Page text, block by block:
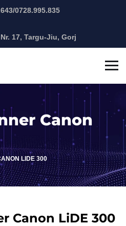
/0728.995.835
17, Targu-Jiu, Gorj
Canon
LIDE 300
Canon LiDE 300